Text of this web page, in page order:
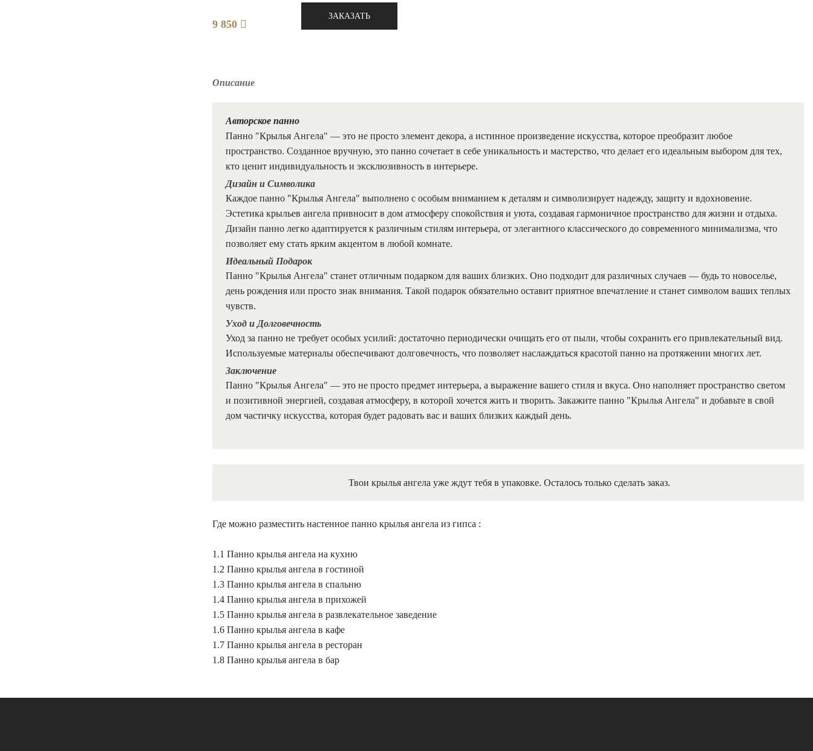
9 850
ЗАКАЗАТЬ
Описание
Авторское панно
Панно "Крылья Ангела" — это не просто элемент декора, а истинное произведение искусства, которое преобразит любое
пространство. Созданное вручную, это панно сочетает в себе уникальность и мастерство, что делает его идеальным выбором для тех,
кто ценит индивидуальность и эксклюзивность в интерьере.
Дизайн и Символика
Каждое панно "Крылья Ангела" выполнено с особым вниманием к деталям и символизирует надежду, защиту и вдохновение.
Эстетика крыльев ангела привносит в дом атмосферу спокойствия и уюта, создавая гармоничное пространство для жизни и отдыха.
Дизайн панно легко адаптируется к различным стилям интерьера, от элегантного классического до современного минимализма, что
позволяет ему стать ярким акцентом в любой комнате.
Идеальный Подарок
Панно "Крылья Ангела" станет отличным подарком для ваших близких. Оно подходит для различных случаев — будь то новоселье,
день рождения или просто знак внимания. Такой подарок обязательно оставит приятное впечатление и станет символом ваших теплых
чувств.
Уход и Долговечность
Уход за панно не требует особых усилий: достаточно периодически очищать его от пыли, чтобы сохранить его привлекательный вид.
Используемые материалы обеспечивают долговечность, что позволяет наслаждаться красотой панно на протяжении многих лет.
Заключение
Панно "Крылья Ангела" — это не просто предмет интерьера, а выражение вашего стиля и вкуса. Оно наполняет пространство светом
и позитивной энергией, создавая атмосферу, в которой хочется жить и творить. Закажите панно "Крылья Ангела" и добавьте в свой
дом частичку искусства, которая будет радовать вас и ваших близких каждый день.
Твои крылья ангела уже ждут тебя в упаковке. Осталось только сделать заказ.
Где можно разместить настенное панно крылья ангела из гипса :
1.1 Панно крылья ангела на кухню
1.2 Панно крылья ангела в гостиной
1.3 Панно крылья ангела в спальню
1.4 Панно крылья ангела в прихожей
1.5 Панно крылья ангела в развлекательное заведение
1.6 Панно крылья ангела в кафе
1.7 Панно крылья ангела в ресторан
1.8 Панно крылья ангела в бар